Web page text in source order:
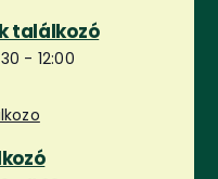
találkozó
- 12:00